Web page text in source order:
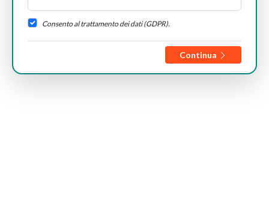
Consento al trattamento dei dati (GDPR).
Continua